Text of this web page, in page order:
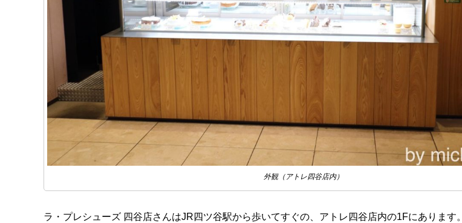
外観（アトレ四谷店内）
ラ・プレシューズ 四谷店さんはJR四ツ谷駅から歩いてすぐの、アトレ四谷店内の1Fにあります。